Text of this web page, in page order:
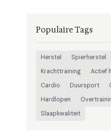
Populaire Tags
Herstel Spierherstel
Krachttraining
Actief
Cardio
Duursport
Hardlopen
Slaapkwaliteit